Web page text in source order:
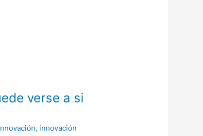
verse a si
, innovación